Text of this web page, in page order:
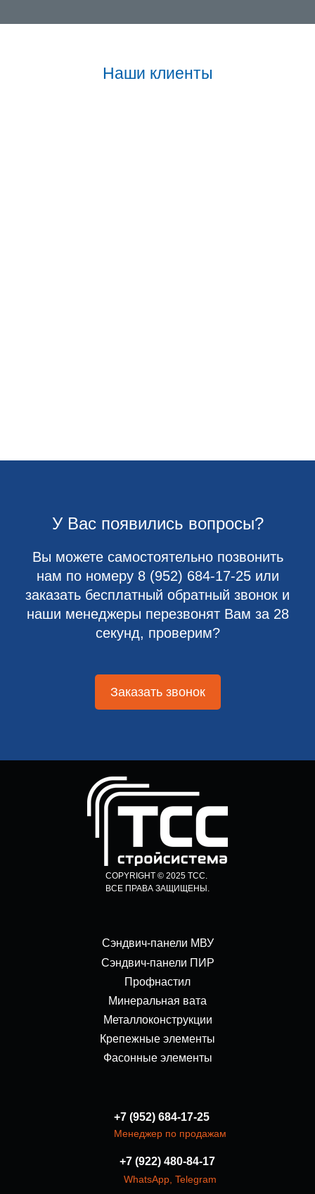
Наши клиенты
У Вас появились вопросы?
Вы можете самостоятельно позвонить
нам по номеру 8 (952) 684-17-25или
заказать бесплатный обратный звонок и
наши менеджеры перезвонят Вам за 28
секунд, проверим?
Заказать звонок
COPYRIGHT © 2025 ТСС.
ВСЕ ПРАВА ЗАЩИЩЕНЫ.
Сэндвич-панели МВУ
Сэндвич-панели ПИР
Профнастил
Минеральная вата
Металлоконструкции
Крепежные элементы
Фасонные элементы
+7 (952) 684-17-25
Менеджер по продажам
+7 (922) 480-84-17
WhatsApp Telegram